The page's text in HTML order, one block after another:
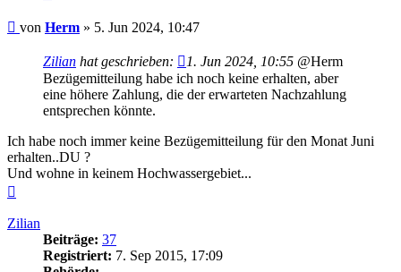
Beitrag
von Herm » 5. Jun 2024, 10:47
Zilian hat geschrieben: 1. Jun 2024, 10:55 @Herm
Bezügemitteilung habe ich noch keine erhalten, aber
eine höhere Zahlung, die der erwarteten Nachzahlung
entsprechen könnte.
Ich habe noch immer keine Bezügemitteilung für den Monat Juni
erhalten..DU ?
Und wohne in keinem Hochwassergebiet...
Zilian
Beiträge: 37
Registriert: 7. Sep 2015, 17:09